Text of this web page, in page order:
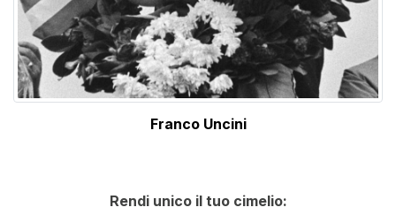
Franco Uncini
Rendi unico il tuo cimelio: